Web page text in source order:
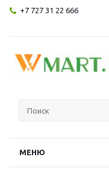
+7 727 31 22 666
МЕНЮ